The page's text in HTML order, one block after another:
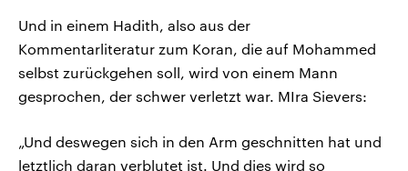
Und in einem Hadith, also aus der
Kommentarliteratur zum Koran, die auf Mohammed
selbst zurückgehen soll, wird von einem Mann
gesprochen, der schwer verletzt war. MIra Sievers:
„Und deswegen sich in den Arm geschnitten hat und
letztlich daran verblutet ist. Und dies wird so